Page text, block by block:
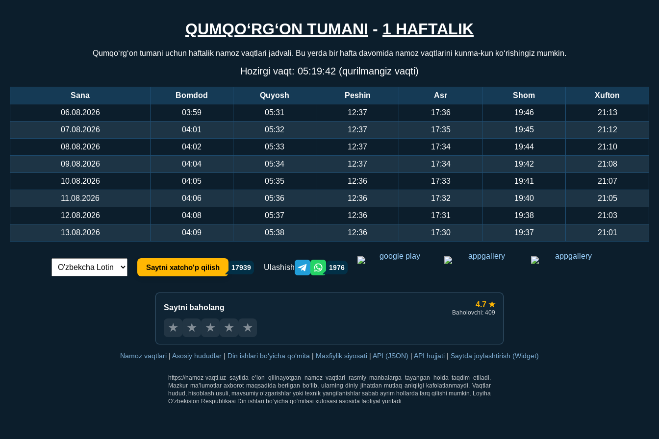
QUMQO‘RG‘ON TUMANI - 1 HAFTALIK
Qumqo‘rg‘on tumani uchun haftalik namoz vaqtlari jadvali. Bu yerda bir hafta davomida namoz vaqtlarini kunma-kun ko‘rishingiz mumkin.
Hozirgi vaqt: 05:19:42 (qurilmangiz vaqti)
Sana Bomdod Quyosh Peshin Asr Shom Xufton
06.08.2026 03:59 05:31 12:37 17:36 19:46 21:13
07.08.2026 04:01 05:32 12:37 17:35 19:45 21:12
08.08.2026 04:02 05:33 12:37 17:34 19:44 21:10
09.08.2026 04:04 05:34 12:37 17:34 19:42 21:08
10.08.2026 04:05 05:35 12:36 17:33 19:41 21:07
11.08.2026 04:06 05:36 12:36 17:32 19:40 21:05
12.08.2026 04:08 05:37 12:36 17:31 19:38 21:03
13.08.2026 04:09 05:38 12:36 17:30 19:37 21:01
Tilni almashtirish: Saytni xatcho'p qilish 17939 Ulashish Telegram orqali ulashish
WhatsApp orqali ulashish
1976
Saytni baholang 4.7 ★
Baholovchi: 409
★ ★ ★ ★ ★
Namoz vaqtlari | Asosiy hududlar | Din ishlari bo‘yicha qo‘mita | Maxfiylik siyosati | API (JSON) | API hujjati | Saytda joylashtirish (Widget)
https://namoz-vaqti.uz saytida e’lon qilinayotgan namoz vaqtlari rasmiy manbalarga tayangan holda taqdim etiladi.
Mazkur ma’lumotlar axborot maqsadida berilgan bo‘lib, ularning diniy jihatdan mutlaq aniqligi kafolatlanmaydi. Vaqtlar
hudud, hisoblash usuli, mavsumiy o‘zgarishlar yoki texnik yangilanishlar sabab ayrim hollarda farq qilishi mumkin. Loyiha
O‘zbekiston Respublikasi Din ishlari bo‘yicha qo‘mitasi xulosasi asosida faoliyat yuritadi.